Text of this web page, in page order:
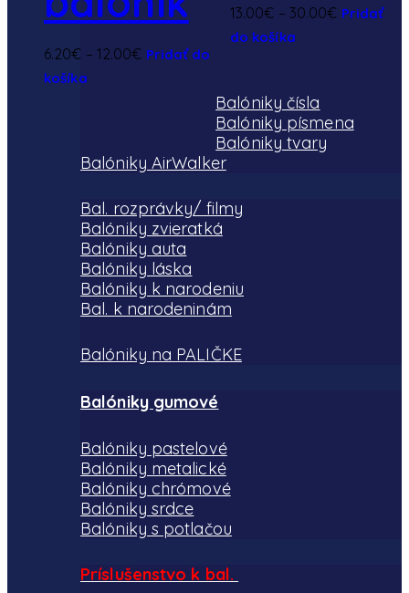
6.20€ – 12.00€Price
Pridať do
košíkaTento
variantov.
si
môžete
vybrať
na
stránke
13.00€ – 30.00€Price
Pridať
do košíkaTento
viacero
variantov.
Možnosti
Balóniky čísla
Balóniky písmena
Balóniky tvary
Balóniky AirWalker
Bal. rozprávky/ filmy
Balóniky zvieratká
Balóniky auta
Balóniky láska
Balóniky k narodeniu
Bal. k narodeninám
Balóniky na PALIČKE
Balóniky gumové
Balóniky pastelové
Balóniky metalické
Balóniky chrómové
Balóniky srdce
Balóniky s potlačou
Príslušenstvo k bal.